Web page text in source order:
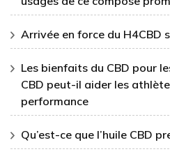
Arrivée en force du H4CBD
Les bienfaits du CBD pour
CBD peut-il aider les
performance
Qu’est-ce que l’huile CBD